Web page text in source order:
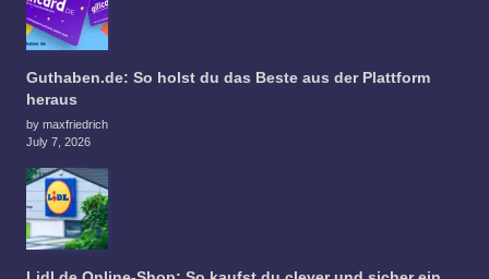
Guthaben.de: So holst du das Beste aus der Plattform
heraus
by maxfriedrich
July 7, 2026